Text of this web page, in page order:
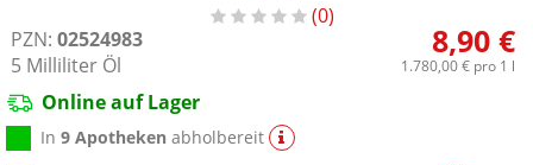
0
PZN: 02524983
5 Milliliter Öl
8,90 €
1.780,00 €pro 1 l
Online auf Lager
In9 Apotheken abholbereit